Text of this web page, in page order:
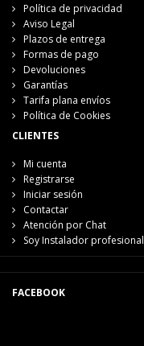
Política de privacidad
Aviso Legal
Plazos de entrega
Formas de pago
Devoluciones
Garantías
Tarifa plana envíos
Política de Cookies
CLIENTES
Mi cuenta
Registrarse
Iniciar sesión
Contactar
Atención por Chat
Soy Instalador profesional
FACEBOOK